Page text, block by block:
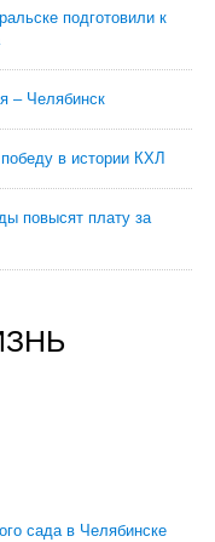
подготовили к
– Челябинск
в истории КХЛ
повысят плату за
сада в Челябинске